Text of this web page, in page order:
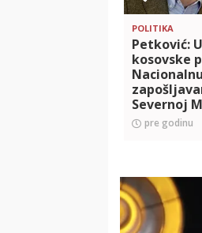
POLITIKA
Petković:
kosovske
Severnoj
Kurti hoće
srpskog
pre godinu